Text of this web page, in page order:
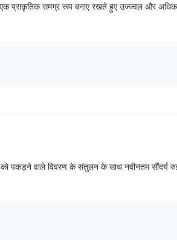
प्राकृतिक समग्र रूप बनाए रखते हुए उज्ज्वल और
वाले विवरण के संतुलन के साथ नवीनतम सौंदर्य